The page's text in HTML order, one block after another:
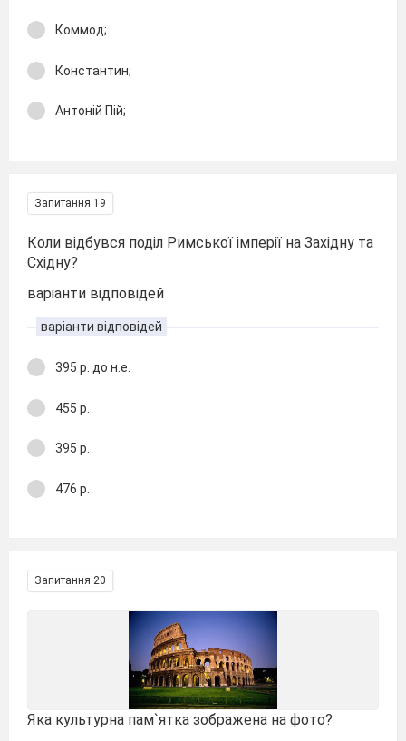
Коммод;
Константин;
Антоній Пій;
Запитання 19
Коли відбувся поділ Римської імперії на Західну та
Східну?
варіанти відповідей
варіанти відповідей
395 р. до н.е.
455 р.
395 р.
476 р.
Запитання 20
Яка культурна пам`ятка зображена на фото?